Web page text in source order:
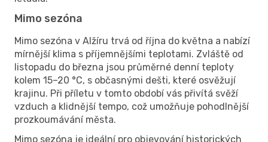
Mimo sezóna
Mimo sezóna v Alžíru trvá od října do května a nabízí
mírnější klima s příjemnějšími teplotami. Zvláště od
listopadu do března jsou průměrné denní teploty
kolem 15–20 °C, s občasnými dešti, které osvěžují
krajinu. Při příletu v tomto období vás přivítá svěží
vzduch a klidnější tempo, což umožňuje pohodlnější
prozkoumávání města.
Mimo sezóna je ideální pro objevování historických